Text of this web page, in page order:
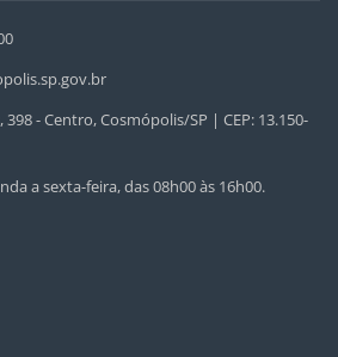
398 - Centro, Cosmópolis/SP | CEP: 13.150-
a sexta-feira, das 08h00 às 16h00.